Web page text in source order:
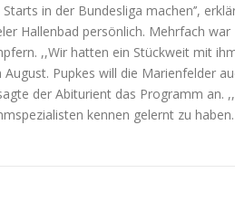
in der Bundesliga machen’’,
Hallenbad persönlich. Mehrfach war
,,Wir hatten ein Stückweit mit ihm
Pupkes will die Marienfelder
der Abiturient das Programm an.
kennen gelernt zu haben.